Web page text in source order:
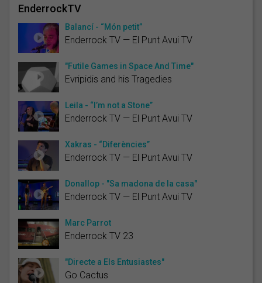
EnderrockTV
Balancí - “Món petit”
Enderrock TV — El Punt Avui TV
"Futile Games in Space And Time"
Evripidis and his Tragedies
Leila - “I’m not a Stone”
Enderrock TV — El Punt Avui TV
Xakras - “Diferències”
Enderrock TV — El Punt Avui TV
Donallop - "Sa madona de la casa"
Enderrock TV — El Punt Avui TV
Marc Parrot
Enderrock TV 23
"Directe a Els Entusiastes"
Go Cactus